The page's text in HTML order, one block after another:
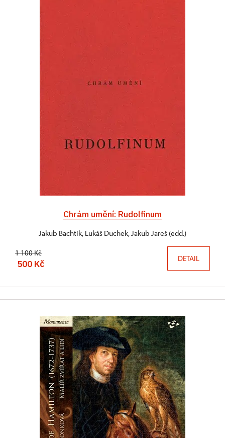
Chrám umění: Rudolfinum
Jakub Bachtík, Lukáš Duchek, Jakub Jareš (edd.)
1 100 Kč
500 Kč DETAIL